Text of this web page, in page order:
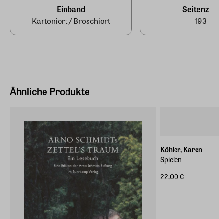
dtv Verlagsgesellschaft
EAN
Einband
Kartoniert / Broschiert
Seitenzahl
193
Ähnliche Produkte
Köhler, Karen
Spielen
22,00 €